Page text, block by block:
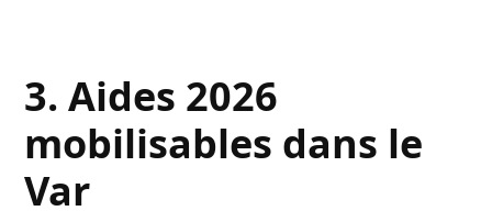
3. Aides 2026
mobilisables dans le
Var